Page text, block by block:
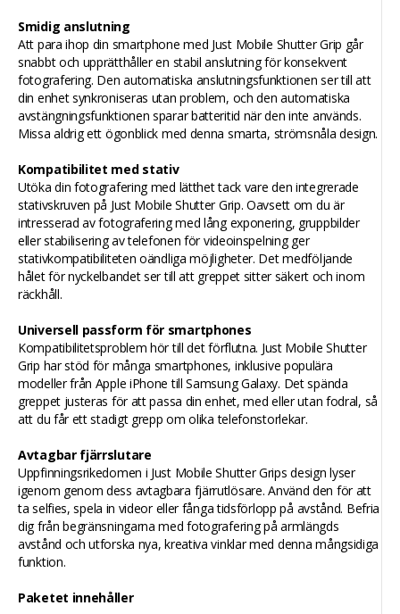
Smidig anslutning
Att para ihop din smartphone med Just Mobile Shutter Grip går
snabbt och upprätthåller en stabil anslutning för konsekvent
fotografering. Den automatiska anslutningsfunktionen ser till att
din enhet synkroniseras utan problem, och den automatiska
avstängningsfunktionen sparar batteritid när den inte används.
Missa aldrig ett ögonblick med denna smarta, strömsnåla design.
Kompatibilitet med stativ
Utöka din fotografering med lätthet tack vare den integrerade
stativskruven på Just Mobile Shutter Grip. Oavsett om du är
intresserad av fotografering med lång exponering, gruppbilder
eller stabilisering av telefonen för videoinspelning ger
stativkompatibiliteten oändliga möjligheter. Det medföljande
hålet för nyckelbandet ser till att greppet sitter säkert och inom
räckhåll.
Universell passform för smartphones
Kompatibilitetsproblem hör till det förflutna. Just Mobile Shutter
Grip har stöd för många smartphones, inklusive populära
modeller från Apple iPhone till Samsung Galaxy. Det spända
greppet justeras för att passa din enhet, med eller utan fodral, så
att du får ett stadigt grepp om olika telefonstorlekar.
Avtagbar fjärrslutare
Uppfinningsrikedomen i Just Mobile Shutter Grips design lyser
igenom genom dess avtagbara fjärrutlösare. Använd den för att
ta selfies, spela in videor eller fånga tidsförlopp på avstånd. Befria
dig från begränsningarna med fotografering på armlängds
avstånd och utforska nya, kreativa vinklar med denna mångsidiga
funktion.
Paketet innehåller